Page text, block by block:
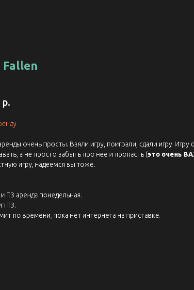
р.
очень просты. Взяли игру, поиграли, сдали игру. Игру
а не просто забыть про нее и пропасть (это очень
игру, надеемся вы тоже.
П3 аренда понедельная.
П3.
по времени, пока нет интернета на приставке.